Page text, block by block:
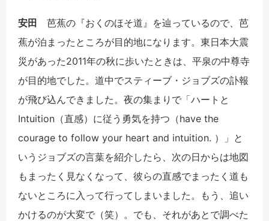
安田 芭蕉の『おくのほそ道』を辿っているので、芭
蕉が泊まったところが目的地になります。東日本大震
災があった2011年の秋に歩いたときは、平泉の中尊寺
が目的地でした。道中でスティーブ・ジョブズの訃報
が飛び込んできました。夜の集まりで「ハートと
Intuition （直感）に従う勇気を持つ（have the
courage to follow your heart and intuition. ）」と
いうジョブズの言葉を紹介したら、次の日からは地図
もまったく見なくなって、彼らの直感でまったく道も
ないところに入って行ってしまいました。もう、追い
かけるのが大変で（笑）。でも、それがあとで調べた